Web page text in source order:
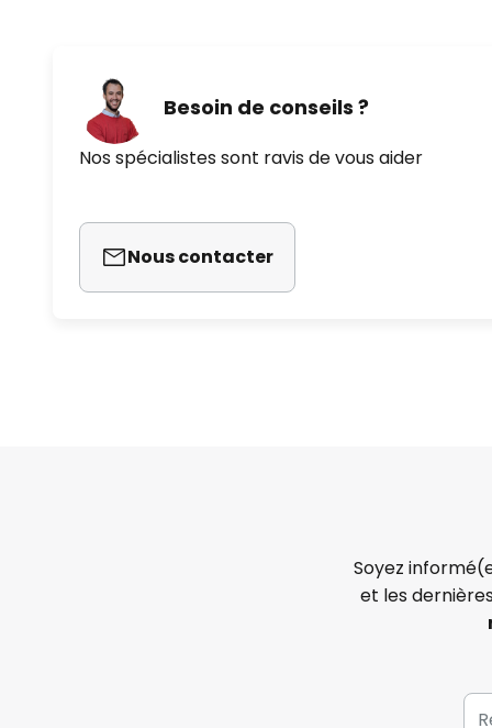
Besoin de conseils ?
Nos spécialistes sont ravis de vous aider
Nous contacter
Soyez
et les